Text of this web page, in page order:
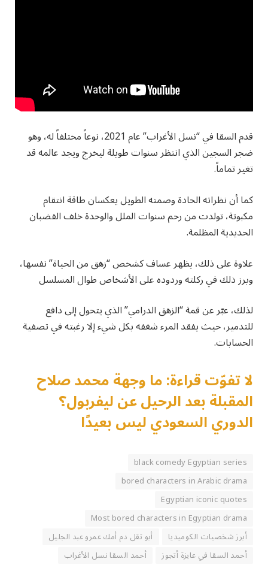
قدم السقا في “نسل الأغراب” عام 2021، نوعاً مختلفاً له، وهو
ضجر السجين الذي انتظر سنوات طويلة ليخرج ويجد عالمه قد
تغير تماماً.
كما أن نظراته الحادة وصمته الطويل يعكسان طاقة انتقام
مكبوتة، تولدت من رحم سنوات الملل والوحدة خلف القضبان
الحديدية المظلمة.
علاوة على ذلك، يظهر عساف كشخص “زهق من الحياة” نفسها،
وبرز ذلك في ركلته وردوده على الأشخاص طوال المسلسل
لذلك، عبّر عن قمة “الزهق الدرامي” الذي يتحول إلى دافع
للتدمير، حيث يفقد المرء شغفه بكل شيء إلا رغبته في تصفية
الحسابات.
لا تفوّت قراءة: ما وجهة محمد صلاح
المقبلة بعد الرحيل عن ليفربول؟
الدوري السعودي ليس بعيدًا
black comedy Egyptian series
bored characters in Arabic drama
Egyptian iconic quotes
Most bored characters in Egyptian drama
أبرز شخصيات الكوميديا
أبو تقل دم أمك عمرو عبد الجليل
أحمد السقا في عايزة أتجوز
أحمد السقا نسل الأغراب